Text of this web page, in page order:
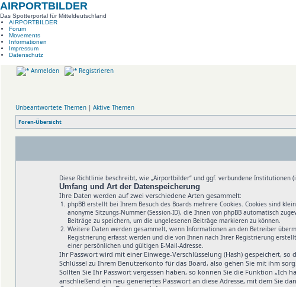
AIRPORTBILDER
Das Spotterportal für Mitteldeutschland
AIRPORTBILDER
Forum
Movements
Informationen
Impressum
Datenschutz
Anmelden Registrieren
Unbeantwortete Themen | Aktive Themen
Foren-Übersicht
Diese Richtlinie beschreibt, wie „Airportbilder“ und ggf. verbundene Institutionen
Umfang und Art der Datenspeicherung
Ihre Daten werden auf zwei verschiedene Arten gesammelt:
phpBB erstellt bei Ihrem Besuch des Boards mehrere Cookies. Cookies sind
anonyme Sitzungs-Nummer (Session-ID), die Ihnen von phpBB automatisch
Beiträge zu speichern, um die ungelesenen Beiträge markieren zu können.
Weitere Daten werden gesammelt, wenn Informationen an den Betreiber
Registrierung erfasst werden und die von Ihnen nach Ihrer Registrierung
einer persönlichen und gültigen E-Mail-Adresse.
Ihr Passwort wird mit einer Einwege-Verschlüsselung (Hash) gespeichert,
Schlüssel zu Ihrem Benutzerkonto für das Board, also gehen Sie mit ihm
Sollten Sie Ihr Passwort vergessen haben, so können Sie die Funktion „Ich
anschließend ein neu generiertes Passwort an diese Adresse, mit dem Sie